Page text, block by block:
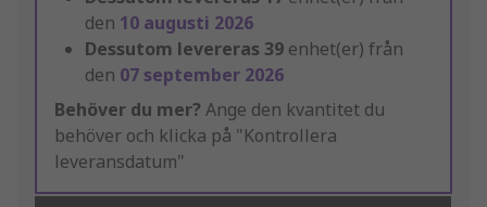
den 10 augusti 2026
Dessutom levereras 39 enhet(er) från
den 07 september 2026
Behöver du mer? Ange den kvantitet du
behöver och klicka på "Kontrollera
leveransdatum"